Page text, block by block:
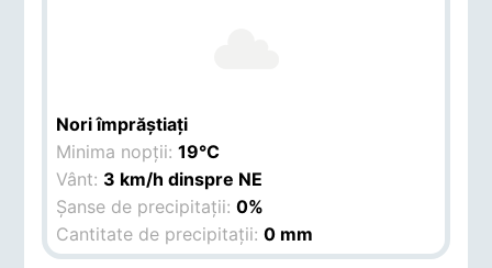
Nori împrăștiați
Minima nopții:19°C
Vânt: 3 km/h dinspre NE
Șanse de precipitații:0%
Cantitate de precipitații:0 mm